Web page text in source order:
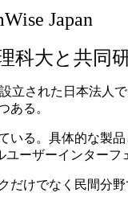
Japan
科大と共同
立された日本法
ある。
る。具体的な製
ーザーインターフ
けでなく民間分野